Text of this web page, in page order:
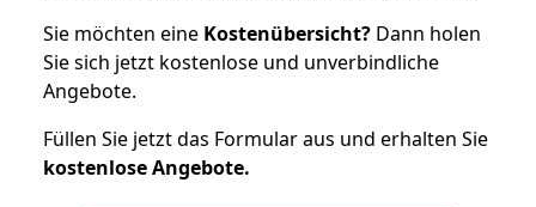
Sie möchten eine Kostenübersicht? Dann holen
Sie sich jetzt kostenlose und unverbindliche
Angebote.
Füllen Sie jetzt das Formular aus und erhalten Sie
kostenloseAngebote.